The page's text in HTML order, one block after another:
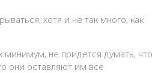
минимум, не придется думать, что
они оставляют им все